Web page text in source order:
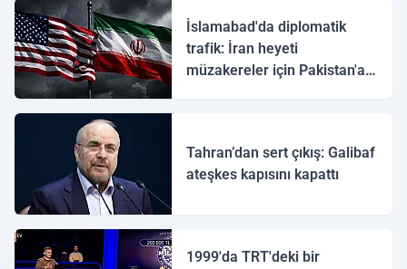
İslamabad'da diplomatik
trafik: İran heyeti
müzakereler için Pakistan'a
Tahran’dan sert çıkış: Galibaf
ateşkes kapısını kapattı
1999'da TRT'deki bir